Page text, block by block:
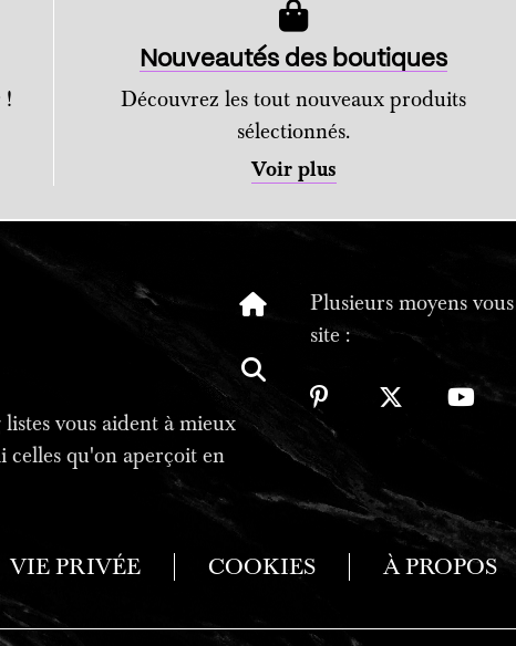
!
Nouveautés des boutiques
Découvrez les tout nouveaux produits
sélectionnés.
Voir plus
vous aident à mieux
celles qu'on aperçoit en
Plusieurs moyens
site :
VIE PRIVÉE COOKIES À PROPOS